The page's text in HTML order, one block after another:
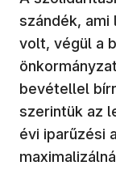
szándék,
volt, végül a
bevétellel
szerintük az
évi iparűzési